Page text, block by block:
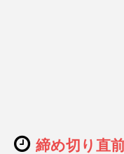
締め切り直